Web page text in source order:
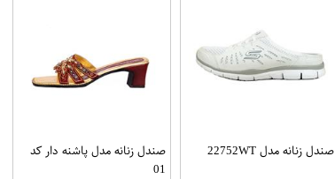
صندل زنانه مدل 22752WT
صندل زنانه مدل پاشنه دار کد
01